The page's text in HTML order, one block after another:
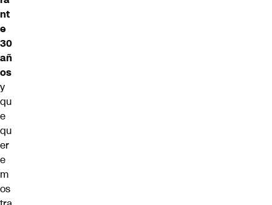
nt
e
30
añ
os
y
qu
e
qu
er
e
m
os